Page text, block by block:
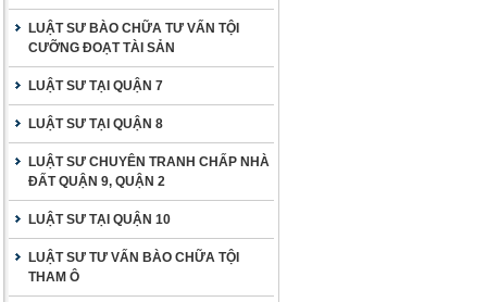
LUẬT SƯ BÀO CHỮA TƯ VẤN TỘI
CƯỠNG ĐOẠT TÀI SẢN
LUẬT SƯ TẠI QUẬN 7
LUẬT SƯ TẠI QUẬN 8
LUẬT SƯ CHUYÊN TRANH CHẤP NHÀ
ĐẤT QUẬN 9, QUẬN 2
LUẬT SƯ TẠI QUẬN 10
LUẬT SƯ TƯ VẤN BÀO CHỮA TỘI
THAM Ô